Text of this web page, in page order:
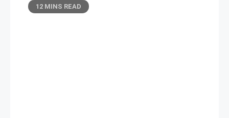
12 MINS READ